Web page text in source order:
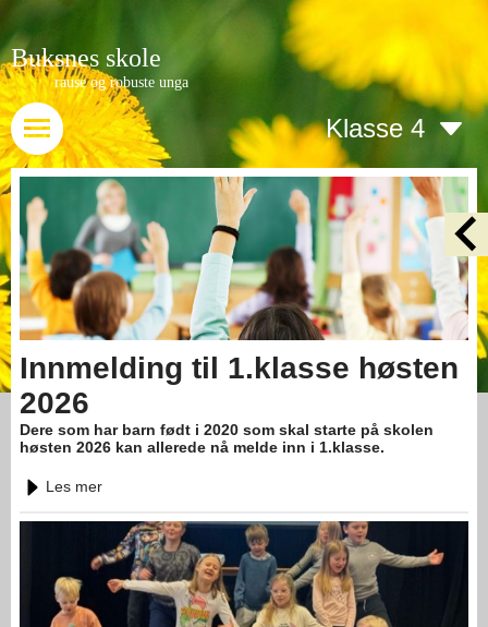
Buksnes skole
rause og robuste unga
Klasse 4
Innmelding til 1.klasse høsten
2026
Dere som har barn født i 2020 som skal starte på skolen
høsten 2026 kan allerede nå melde inn i 1.klasse.
Les mer